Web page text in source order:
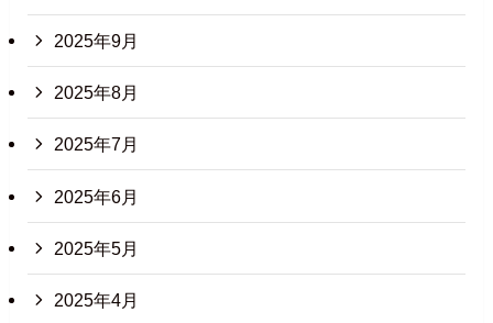
2025年9月
2025年8月
2025年7月
2025年6月
2025年5月
2025年4月